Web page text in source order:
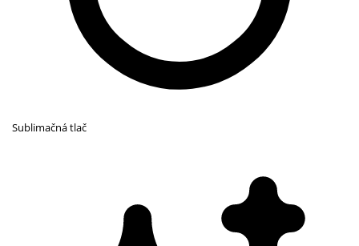
Sublimačná tlač